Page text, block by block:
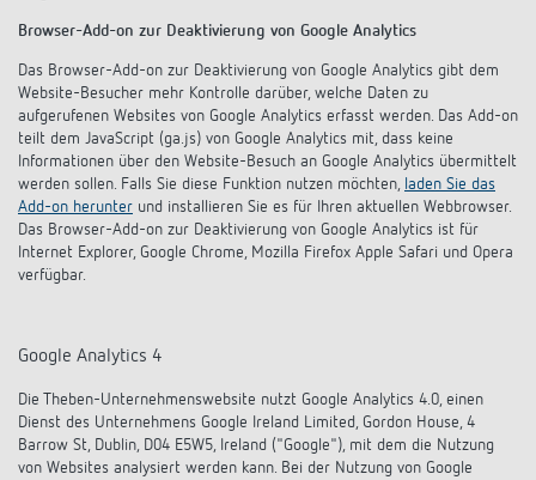
Browser-Add-on zur Deaktivierung von Google Analytics
Das Browser-Add-on zur Deaktivierung von Google Analytics gibt dem
Website-Besucher mehr Kontrolle darüber, welche Daten zu
aufgerufenen Websites von Google Analytics erfasst werden. Das Add-on
teilt dem JavaScript (ga.js) von Google Analytics mit, dass keine
Informationen über den Website-Besuch an Google Analytics übermittelt
werden sollen. Falls Sie diese Funktion nutzen möchten, laden Sie das
Add-on herunter und installieren Sie es für Ihren aktuellen Webbrowser.
Das Browser-Add-on zur Deaktivierung von Google Analytics ist für
Internet Explorer, Google Chrome, Mozilla Firefox Apple Safari und Opera
verfügbar.
Google Analytics 4
Die Theben-Unternehmenswebsite nutzt Google Analytics 4.0, einen
Dienst des Unternehmens Google Ireland Limited, Gordon House, 4
Barrow St, Dublin, D04 E5W5, Ireland ("Google"), mit dem die Nutzung
von Websites analysiert werden kann. Bei der Nutzung von Google